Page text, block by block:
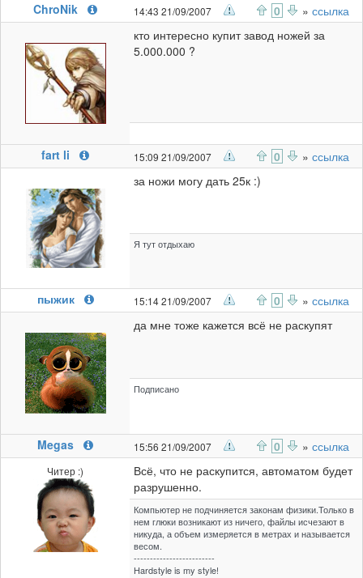
ChroNik 14:43 21/09/2007 0 » ссылка
кто интересно купит завод ножей за
5.000.000 ?
fart li 15:09 21/09/2007 0 » ссылка
за ножи могу дать 25к :)
Я тут отдыхаю
пыжик 15:14 21/09/2007 0 » ссылка
да мне тоже кажется всё не раскупят
Подписано
Megas 15:56 21/09/2007 0 » ссылка
Читер :)
Всё, что не раскупится, автоматом будет
разрушенно.
Компьютер не подчиняется законам физики.Только в
нем глюки возникают из ничего, файлы исчезают в
никуда, а объем измеряется в метрах и называется
весом.
-------------------------
Hardstyle is my style!